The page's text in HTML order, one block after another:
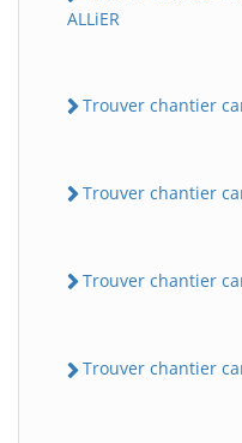
ALLiER
Trouver chantier
Trouver chantier
Trouver chantier
Trouver chantier